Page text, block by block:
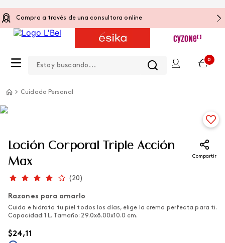
Compra a través de una consultora online
0
Cuidado Personal
Loción Corporal Triple Acción
Max
Compartir
(20)
Razones para amarlo
Cuida e hidrata tu piel todos los días, elige la crema perfecta para ti.
Capacidad: 1 L. Tamaño: 29.0x8.00x10.0 cm.
$24,11